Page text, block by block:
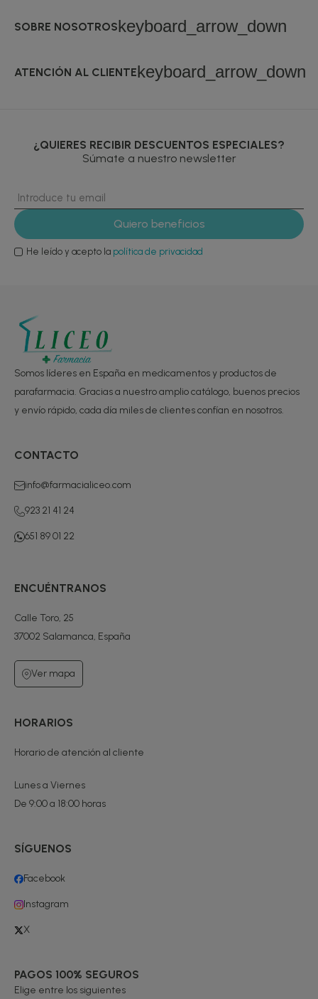
SOBRE NOSOTROSkeyboard_arrow_down
ATENCIÓN AL CLIENTEkeyboard_arrow_down
¿QUIERES RECIBIR DESCUENTOS ESPECIALES?
Súmate a nuestro newsletter
He leído y acepto la política de privacidad
Somos líderes en España en medicamentos y productos de
parafarmacia. Gracias a nuestro amplio catálogo, buenos precios
y envío rápido, cada día miles de clientes confían en nosotros.
CONTACTO
info@farmacialiceo.com
923 21 41 24
651 89 01 22
ENCUÉNTRANOS
Calle Toro, 25
37002 Salamanca, España
Ver mapa
HORARIOS
Horario de atención al cliente
Lunes a Viernes
De 9:00 a 18:00 horas
SÍGUENOS
Facebook
Instagram
X
PAGOS 100% SEGUROS
Elige entre los siguientes